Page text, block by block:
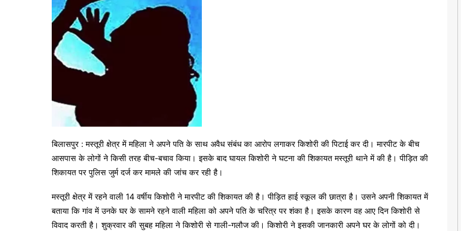
बिलासपुर : मस्तूरी क्षेत्र में महिला ने अपने पति के साथ अवैध संबंध का आरोप लगाकर किशोरी की पिटाई कर दी। मारपीट के बीच
आसपास के लोगों ने किसी तरह बीच-बचाव किया। इसके बाद घायल किशोरी ने घटना की शिकायत मस्तूरी थाने में की है। पीड़ित की
शिकायत पर पुलिस जुर्म दर्ज कर मामले की जांच कर रही है।
मस्तूरी क्षेत्र में रहने वाली 14 वर्षीय किशोरी ने मारपीट की शिकायत की है। पीड़ित हाई स्कूल की छात्रा है। उसने अपनी शिकायत में
बताया कि गांव में उनके घर के सामने रहने वाली महिला को अपने पति के चरित्र पर शंका है। इसके कारण वह आए दिन किशोरी से
विवाद करती है। शुक्रवार की सुबह महिला ने किशोरी से गाली-गलौज की। किशोरी ने इसकी जानकारी अपने घर के लोगों को दी।